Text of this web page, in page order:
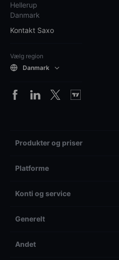
Hellerup
Danmark
Kontakt Saxo
Vælg region
Danmark
Produkter og priser
Platforme
Konti og service
Generelt
Andet